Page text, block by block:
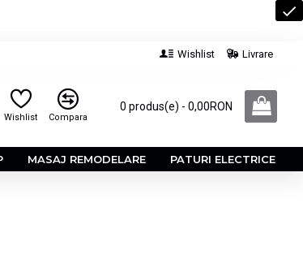
Wishlist Livrare
Wishlist Compara
0 produs(e) - 0,00RON
MASAJ REMODELARE PATURI ELECTRICE